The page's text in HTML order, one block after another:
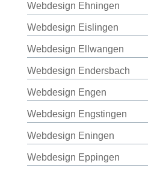
Webdesign Ehningen
Webdesign Eislingen
Webdesign Ellwangen
Webdesign Endersbach
Webdesign Engen
Webdesign Engstingen
Webdesign Eningen
Webdesign Eppingen